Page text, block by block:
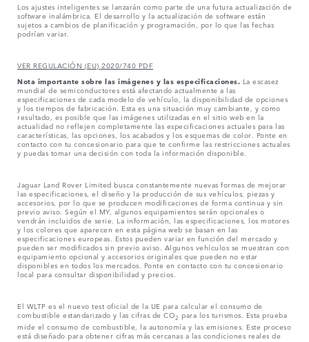
Los ajustes inteligentes se lanzarán como parte de una futura actualización de
software inalámbrica. El desarrollo y la actualización de software están
sujetos a cambios de planificación y programación, por lo que las fechas
podrían variar.
VER REGULACIÓN (EU) 2020/740 PDF
Nota importante sobre las imágenes y las especificaciones. La escasez
mundial de semiconductores está afectando actualmente a las
especificaciones de cada modelo de vehículo, la disponibilidad de opciones
y los tiempos de fabricación. Esta es una situación muy cambiante, y como
resultado, es posible que las imágenes utilizadas en el sitio web en la
actualidad no reflejen completamente las especificaciones actuales para las
características, las opciones, los acabados y los esquemas de color. Ponte en
contacto con tu concesionario para que te confirme las restricciones actuales
y puedas tomar una decisión con toda la información disponible.
Jaguar Land Rover Limited busca constantemente nuevas formas de mejorar
las especificaciones, el diseño y la producción de sus vehículos, piezas y
accesorios, por lo que se producen modificaciones de forma continua y sin
previo aviso. Según el MY, algunos equipamientos serán opcionales o
vendrán incluidos de serie. La información, las especificaciones, los motores
y los colores que aparecen en esta página web se basan en las
especificaciones europeas. Estos pueden variar en función del mercado y
pueden ser modificados sin previo aviso. Algunos vehículos se muestran con
equipamiento opcional y accesorios originales que pueden no estar
disponibles en todos los mercados. Ponte en contacto con tu concesionario
local para consultar disponibilidad y precios.
El WLTP es el nuevo test oficial de la UE para calcular el consumo de
combustible estandarizado y las cifras de CO2 para los turismos. Esta prueba
mide el consumo de combustible, la autonomía y las emisiones. Este proceso
está diseñado para obtener cifras más cercanas a las condiciones reales de